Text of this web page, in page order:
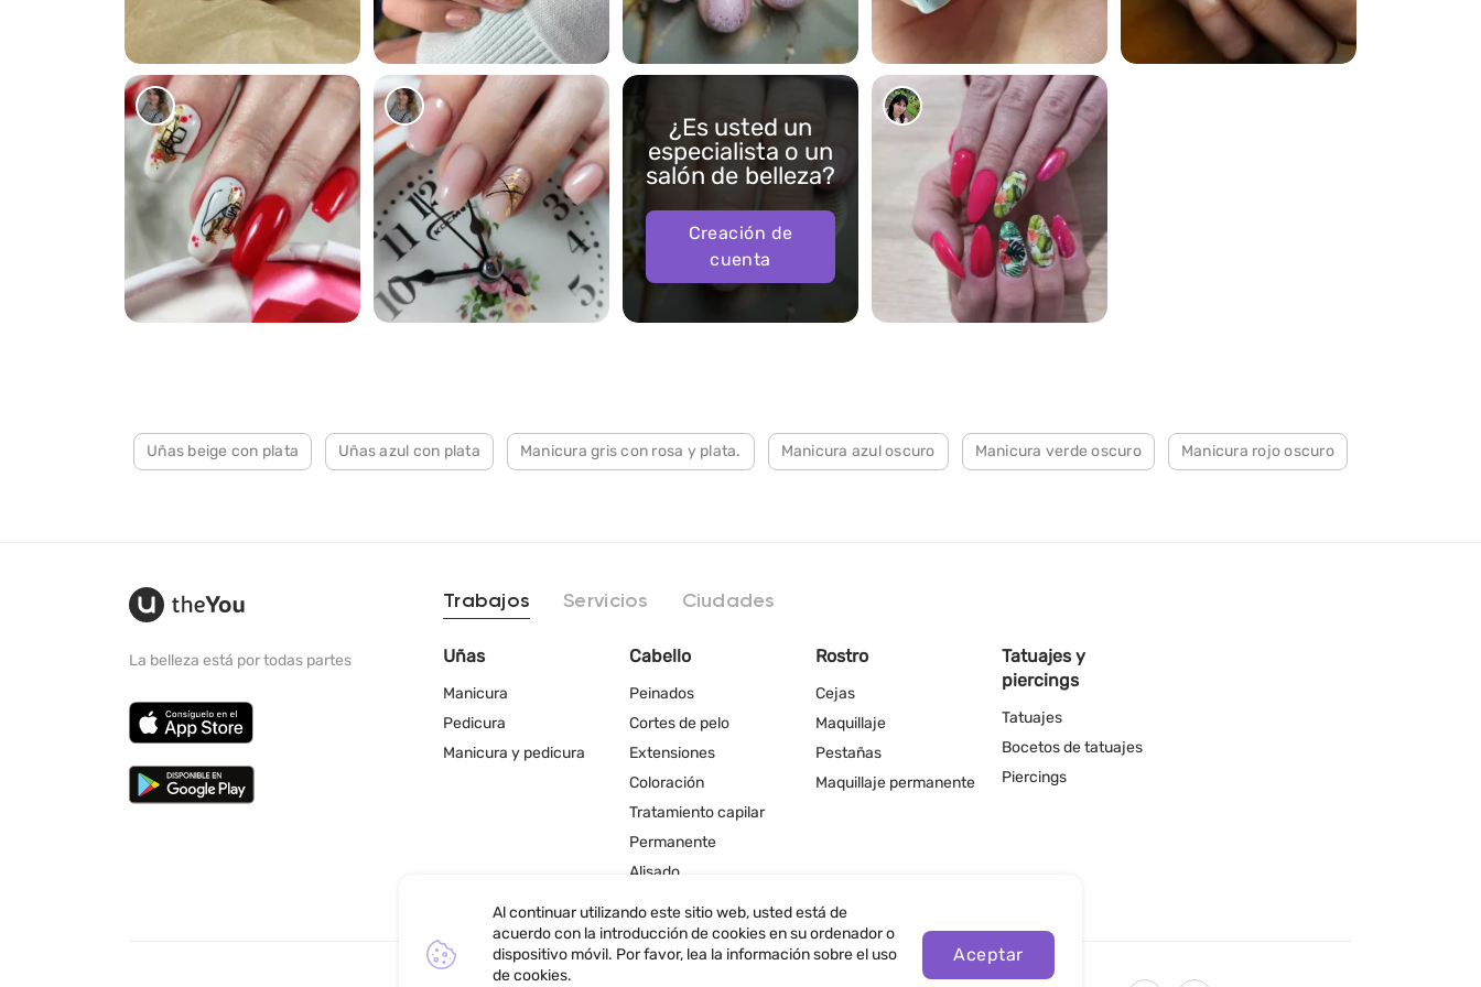
1268
181 247
¿Es usted un
especialista o un
salón de belleza?
Creación de
cuenta
Uñas beige con plata Uñas azul con plata Manicura gris con rosa y plata. Manicura azul oscuro Manicura verde oscuro Manicura rojo oscuro
La belleza está por todas partes
Trabajos Servicios Ciudades
Uñas
Manicura
Pedicura
Manicura y pedicura
Cabello
Peinados
Cortes de pelo
Extensiones
Coloración
Tratamiento capilar
Permanente
Alisado
Rostro
Cejas
Maquillaje
Pestañas
Maquillaje permanente
Tatuajes y
piercings
Tatuajes
Bocetos de tatuajes
Piercings
Al continuar utilizando este sitio web, usted está de
acuerdo con la introducción de cookies en su ordenador o
dispositivo móvil. Por favor, lea la información sobre el uso
de cookies.
Aceptar